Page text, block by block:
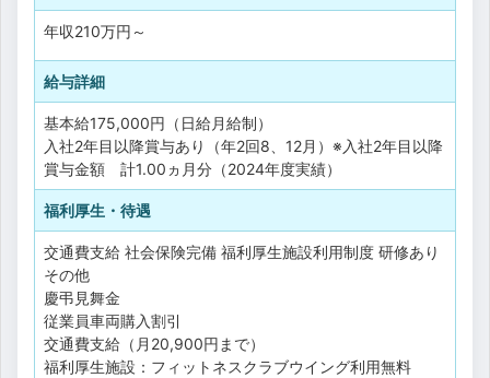
年収210万円 ～
給与詳細
基本給175,000円（日給月給制）
入社2年目以降賞与あり（年2回8、12月）※入社2年目以降
賞与金額 計1.00ヵ月分（2024年度実績）
福利厚生・待遇
交通費支給 社会保険完備 福利厚生施設利用制度 研修あり
その他
慶弔見舞金
従業員車両購入割引
交通費支給（月20,900円まで）
福利厚生施設：フィットネスクラブウイング利用無料